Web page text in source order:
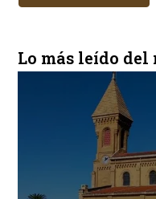
Lo más leído del